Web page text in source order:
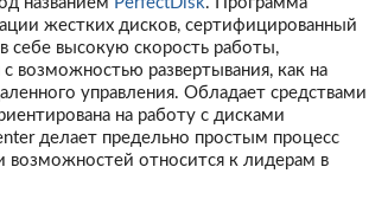
жестких дисков, сертифицированный
себе высокую скорость работы,
возможностью развертывания, как на
управления. Обладает средствами
на работу с дисками
делает предельно простым процесс
относится к лидерам в